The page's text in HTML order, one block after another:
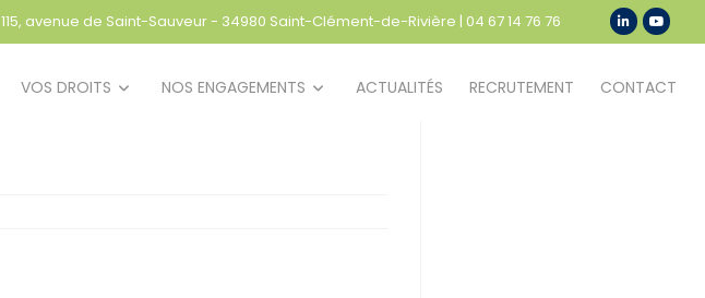
115, avenue de Saint-Sauveur - 34980 Saint-Clément-de-Rivière | 04 67 14 76 76
VOS DROITS NOS ENGAGEMENTS ACTUALITÉS RECRUTEMENT CONTACT